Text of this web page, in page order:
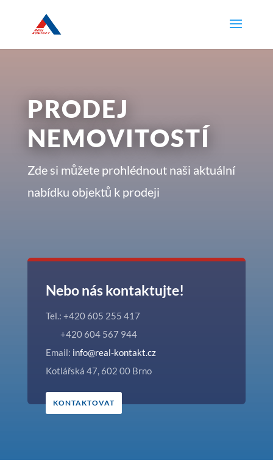
PRODEJ
NEMOVITOSTÍ
Zde si můžete prohlédnout naši aktuální
nabídku objektů k prodeji
Nebo nás kontaktujte!
Tel.: +420 605 255 417
+420 604 567 944
Email: info@real-kontakt.cz
Kotlářská 47, 602 00 Brno
KONTAKTOVAT